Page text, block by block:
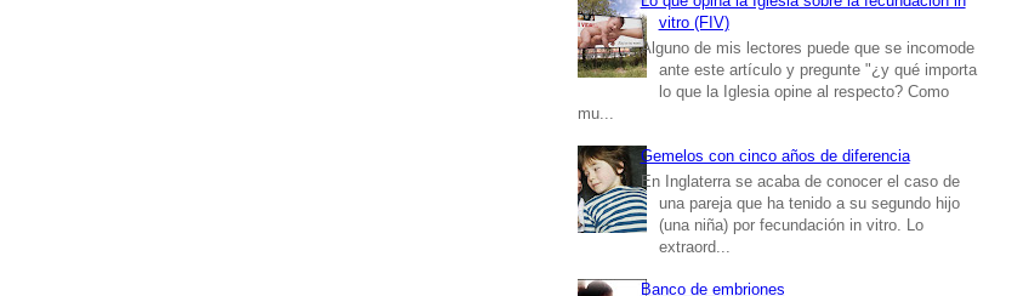
vitro (FIV)
Alguno de mis lectores puede que se incomode
ante este artículo y pregunte "¿y qué importa
lo que la Iglesia opine al respecto? Como
mu...
Gemelos con cinco años de diferencia
En Inglaterra se acaba de conocer el caso de
una pareja que ha tenido a su segundo hijo
(una niña) por fecundación in vitro. Lo
extraord...
Banco de embriones